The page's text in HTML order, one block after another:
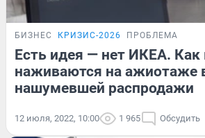
БИЗНЕС КРИЗИС-2026 ПРОБЛЕМА
Есть идея — нет ИКЕА.
наживаются на ажиотаже
нашумевшей распродажи
12 июля, 2022, 10:00 1 965 Обсудить